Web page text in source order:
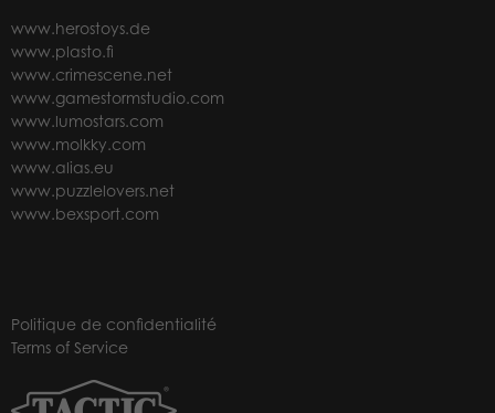
www.herostoys.de
www.plasto.fi
www.crimescene.net
www.gamestormstudio.com
www.lumostars.com
www.molkky.com
www.alias.eu
www.puzzlelovers.net
www.bexsport.com
Politique de confidentialité
Terms of Service